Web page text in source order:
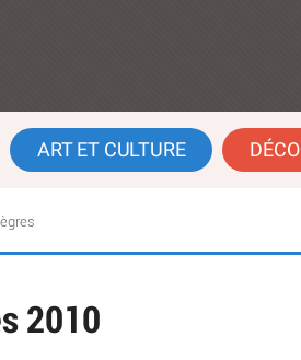
ART ET CULTURE
2010